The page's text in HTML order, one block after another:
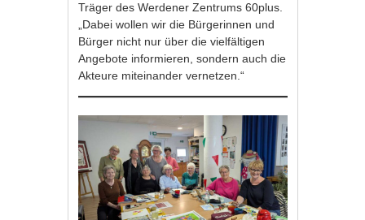
Träger des Werdener Zentrums 60plus.
„Dabei wollen wir die Bürgerinnen und
Bürger nicht nur über die vielfältigen
Angebote informieren, sondern auch die
Akteure miteinander vernetzen.“